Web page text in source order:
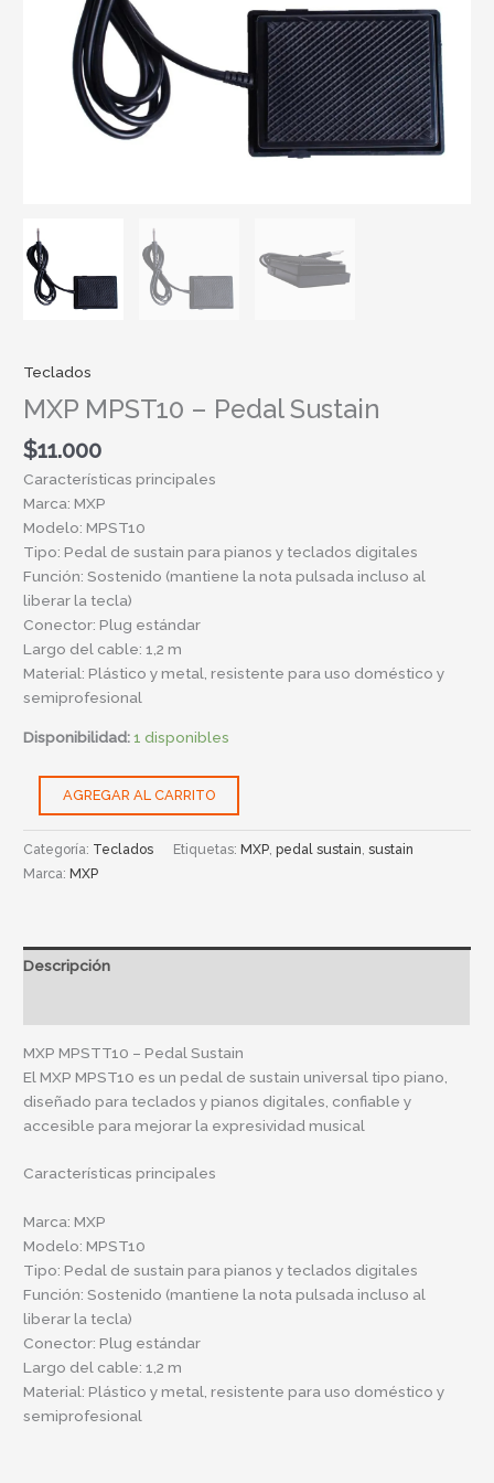
Teclados
MXP MPST10 – Pedal Sustain
$11.000
Características principales
Marca: MXP
Modelo: MPST10
Tipo: Pedal de sustain para pianos y teclados digitales
Función: Sostenido (mantiene la nota pulsada incluso al
liberar la tecla)
Conector: Plug estándar
Largo del cable: 1,2 m
Material: Plástico y metal, resistente para uso doméstico y
semiprofesional
Disponibilidad:1 disponibles
AGREGAR AL CARRITO
Categoría: Teclados Etiquetas:MXP ,pedal sustain ,sustain
Marca:MXP
Descripción
MXP MPSTT10 – Pedal Sustain
El MXP MPST10 es un pedal de sustain universal tipo piano,
diseñado para teclados y pianos digitales, confiable y
accesible para mejorar la expresividad musical
Características principales
Marca: MXP
Modelo: MPST10
Tipo: Pedal de sustain para pianos y teclados digitales
Función: Sostenido (mantiene la nota pulsada incluso al
liberar la tecla)
Conector: Plug estándar
Largo del cable: 1,2 m
Material: Plástico y metal, resistente para uso doméstico y
semiprofesional